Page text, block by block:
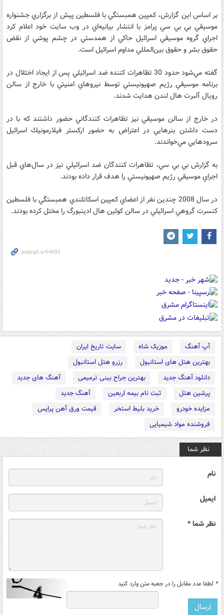
بر اساس اين گزارش، كمپين همبستگي با فلسطين پيش از برگزاري جشنواره
موسيقي بي بي سي پرامز با انتشار بيانيه‌اي در وب سايت خود اعلام كرد
اجراي گروه موسيقي اسرائيل حاكي از همدستي در چشم پوشي از نقض
حقوق بشر و حقوق بين‌المللي مداوم اسرائيل است.
گفته مي‌شود حدود 30 تظاهرات كننده ضد اسرائيلي پس از ايجاد اختلال در
برنامه موسيقي رژيم صهيونيستي توسط نيروهاي امنيتي با خارج از سالن
رويال آلبرت هال لندن هدايت شدند.
در خارج از سالن موسيقي نيز تظاهرات كنندگاني حضور داشتند كه با در
دست داشتن بنرهايي در اعتراض به حضور اركستر فيلارمونيك اسرائيل
سرودهايي مي‌خواندند.
به گزارش بي بي سي، تظاهرات‌ كنندگان ضد اسرائيلي نيز در سال‌هاي قبل
اجراي موسيقي رژيم صهيونيستي را هدف قرار داده بودند.
در سال 2008 چندين نفر از اعضاي كمپين اسكاتلندي همبستگي با فلسطين
كنسرت گروهي اسرائيلي در سالن كوئين هال ادينبورگ را مختل كرده بودند.
آپ آهنگ موزیک شاه
سایت تاریخ ایران
بهترین هتل های استانبول
رزرو هتل استانبول
دانلود آهنگ جدید
بهترین جراح بینی ترمیمی
آهنگ های جدید
پرشین هتل
ثبت نام بیمه اربعین
آهنگ جدید
مزایده خودرو
خرید بلیط استخر
قیمت ورق آهن پرایس
فروشنده مواد شیمیایی
نظر شما
نام
ایمیل
نظر شما *
* لطفا عدد مقابل را در جعبه متن وارد کنید